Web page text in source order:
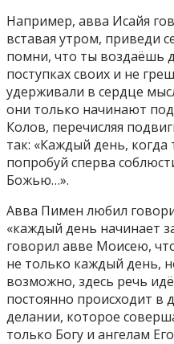
Например, авва Исайя
вставая утром, приведи
помни, что ты воздаёшь
поступках своих и не
удерживали в сердце
они только начинают
Колов, перечисляя
так: «Каждый день, когда
попробуй сперва
Божью…».
Авва Пимен любил
«каждый день начинает
говорил авве Моисею,
не только каждый день,
возможно, здесь речь
постоянно происходит
делании, которое
только Богу и ангелам